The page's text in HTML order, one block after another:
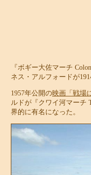
『ボギー大佐マーチ
ネス・アルフォードが
1957年公開の映画「戦場
ルドが『クワイ河マーチ
界的に有名になった。